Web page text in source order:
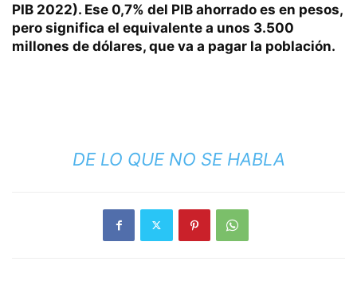
PIB 2022). Ese 0,7% del PIB ahorrado es en pesos,
pero significa el equivalente a unos 3.500
millones de dólares, que va a pagar la población.
DE LO QUE NO SE HABLA